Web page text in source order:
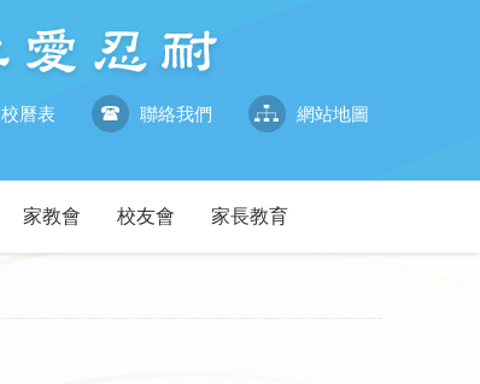
校曆表 聯絡我們 網站地圖
家教會 校友會 家長教育